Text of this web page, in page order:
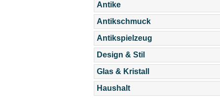
Antike
Antikschmuck
Antikspielzeug
Design & Stil
Glas & Kristall
Haushalt